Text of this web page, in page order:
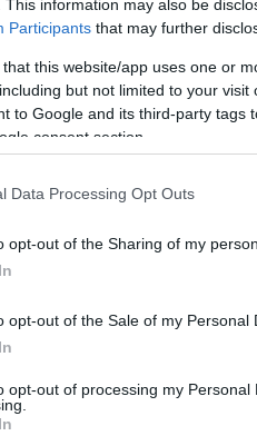
This information may also be
Participants that may further
that this website/app uses one or
but not limited to your
to Google and its third-party tags
consent section.
Data Processing Opt Outs
opt-out of the Sharing of my
opt-out of the Sale of my Personal
opt-out of processing my Personal
lelkükre kötötte,
püspök lejegyezte –
jeles újjászerzője, végső
az országot a néppel s az
meggyőződés, hogy Szűz
történelmünk során. A
amit a
az ország védőszentje –
Franciaország,
a Szűzanyát, sőt
egyedülálló, hogy a
fiktív, mennyei